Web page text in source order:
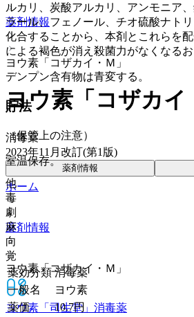
ルカリ、炭酸アルカリ、アンモニア
ラール、フェノール、チオ硫酸ナト
化合することから、本剤とこれらを
による褐色が消え殺菌力がなくなるお
デンプン含有物は青変する。
貯法
（保管上の注意）
室温保存。
ホーム
薬剤情報
ヨウ素「コザカイ・Ｍ」
ヨウ素「司生堂」 消毒薬
薬剤情報
ヨウ素「コザカイ・Ｍ」
ヨウ素「コザカイ
消毒薬
2023年11月改訂(第1版)
薬剤情報
他
毒
劇
麻
向
覚
薬効分類 消毒薬
一般名
ヨウ素
薬価
10.7円